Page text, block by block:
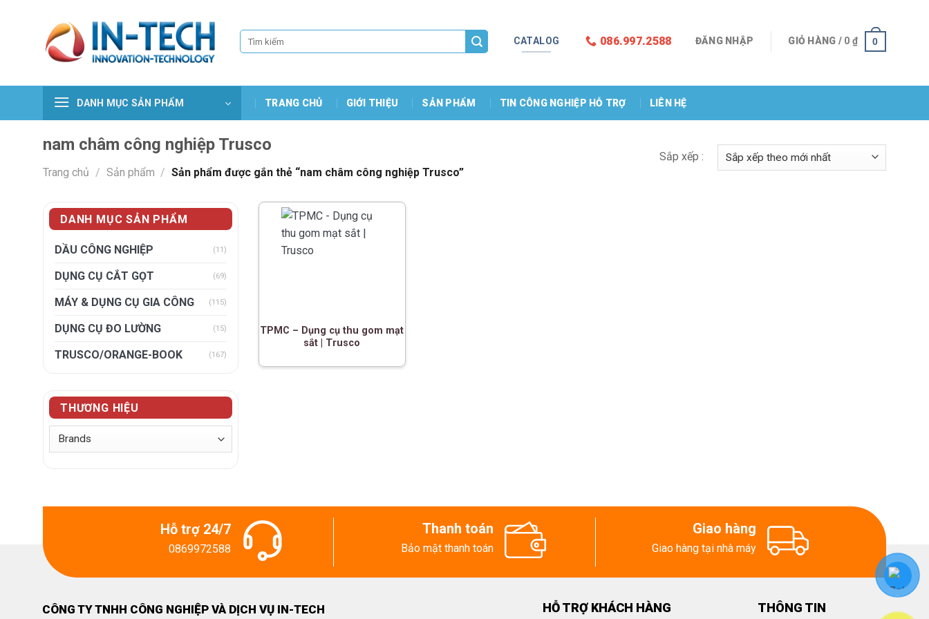
Tìm
kiếm:
CATALOG 086.997.2588 ĐĂNG NHẬP GIỎ HÀNG / 0 ₫ 0
DANH MỤC SẢN PHẨM TRANG CHỦ GIỚI THIỆU SẢN PHẨM TIN CÔNG NGHIỆP HỖ TRỢ LIÊN HỆ
nam châm công nghiệp Trusco
Trang chủ / Sản phẩm / Sản phẩm được gắn thẻ “nam châm công nghiệp Trusco”
Sắp xếp :
DANH MỤC SẢN PHẨM
DẦU CÔNG NGHIỆP (11)
DỤNG CỤ CẮT GỌT (69)
MÁY & DỤNG CỤ GIA CÔNG (115)
DỤNG CỤ ĐO LƯỜNG (15)
TRUSCO/ORANGE-BOOK (167)
THƯƠNG HIỆU
TPMC – Dụng cụ thu gom mạt
sắt | Trusco
Hỗ trợ 24/7
0869972588
Thanh toán
Bảo mật thanh toán
Giao hàng
Giao hàng tại nhà máy
CÔNG TY TNHH CÔNG NGHIỆP VÀ DỊCH VỤ IN-TECH HỖ TRỢ KHÁCH HÀNG THÔNG TIN